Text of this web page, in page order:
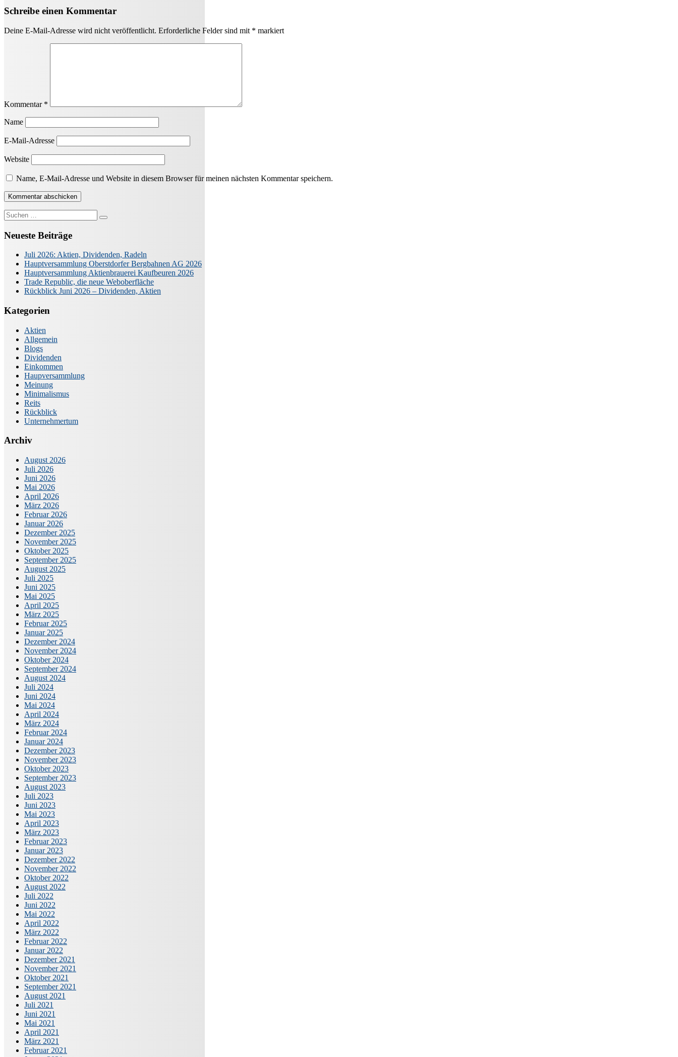
Schreibe einen Kommentar
Deine E-Mail-Adresse wird nicht veröffentlicht. Erforderliche Felder sind mit * markiert
Kommentar *
Name
E-Mail-Adresse
Website
Name, E-Mail-Adresse und Website in diesem Browser für meinen nächsten Kommentar speichern.
Suche
nach:
Neueste Beiträge
Juli 2026: Aktien, Dividenden, Radeln
Hauptversammlung Oberstdorfer Bergbahnen AG 2026
Hauptversammlung Aktienbrauerei Kaufbeuren 2026
Trade Republic, die neue Weboberfläche
Rückblick Juni 2026 – Dividenden, Aktien
Kategorien
Aktien
Allgemein
Blogs
Dividenden
Einkommen
Haupversammlung
Meinung
Minimalismus
Reits
Rückblick
Unternehmertum
Archiv
August 2026
Juli 2026
Juni 2026
Mai 2026
April 2026
März 2026
Februar 2026
Januar 2026
Dezember 2025
November 2025
Oktober 2025
September 2025
August 2025
Juli 2025
Juni 2025
Mai 2025
April 2025
März 2025
Februar 2025
Januar 2025
Dezember 2024
November 2024
Oktober 2024
September 2024
August 2024
Juli 2024
Juni 2024
Mai 2024
April 2024
März 2024
Februar 2024
Januar 2024
Dezember 2023
November 2023
Oktober 2023
September 2023
August 2023
Juli 2023
Juni 2023
Mai 2023
April 2023
März 2023
Februar 2023
Januar 2023
Dezember 2022
November 2022
Oktober 2022
August 2022
Juli 2022
Juni 2022
Mai 2022
April 2022
März 2022
Februar 2022
Januar 2022
Dezember 2021
November 2021
Oktober 2021
September 2021
August 2021
Juli 2021
Juni 2021
Mai 2021
April 2021
März 2021
Februar 2021